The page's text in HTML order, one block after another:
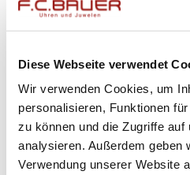
Diese Webseite verwendet
Wir verwenden Cookies, um
personalisieren, Funktionen
zu können und die Zugriffe auf
analysieren. Außerdem geben
Verwendung unserer Website
sodass Sie stets alle
im Blick
Diese hochwertige
traditionelle Werte mit
ist daher die ideale
Anspruch. Egal ob im
– dieses Modell